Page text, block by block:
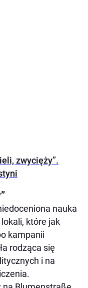
zwycięży”.
nauka
które jak
kampanii
rodząca się
i na